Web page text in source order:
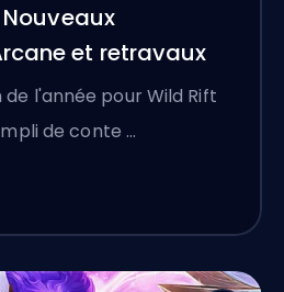
Nouveaux
et retravaux
l'année pour Wild Rift
de conte …